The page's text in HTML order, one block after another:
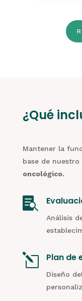
¿Qué
Mantener la
base de
oncológico.

Análisis
l Plan de
Diseño